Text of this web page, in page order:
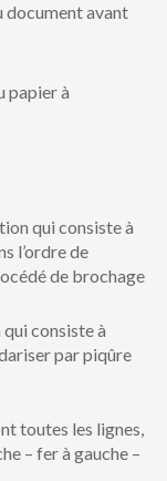
document avant
papier à
qui consiste à
l’ordre de
de brochage
qui consiste à
par piqûre
toutes les lignes,
– fer à gauche –